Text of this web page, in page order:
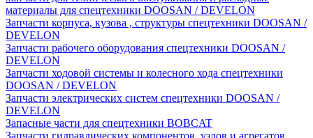
материалы для спецтехники DOOSAN / DEVELON
Запчасти корпуса, кузова , структуры спецтехники DOOSAN /
DEVELON
Запчасти рабочего оборудования спецтехники DOOSAN /
DEVELON
Запчасти ходовой системы и колесного хода спецтехники
DOOSAN / DEVELON
Запчасти электрических систем спецтехники DOOSAN /
DEVELON
Запасные части для спецтехники BOBCAT
Запчасти гидравлических компонентов, узлов и агрегатов